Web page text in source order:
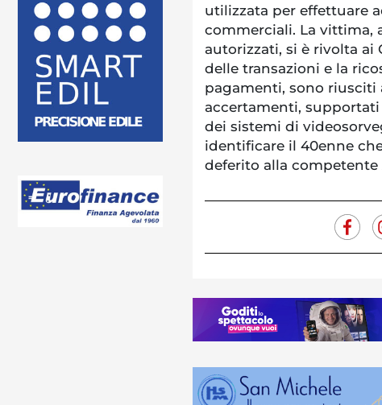
utilizzata per effettuare
commerciali. La vittima,
autorizzati, si è rivolta ai
delle transazioni e la
pagamenti, sono riusciti
accertamenti, supportati
dei sistemi di
identificare il 40enne
deferito alla